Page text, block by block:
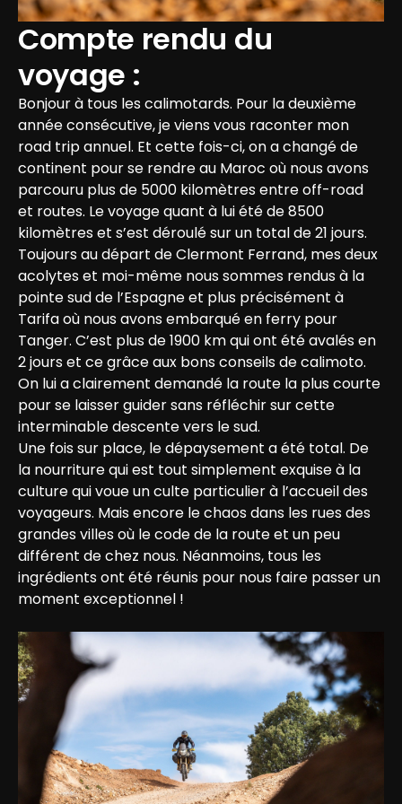
Compte rendu du
voyage :
Bonjour à tous les calimotards. Pour la deuxième
année consécutive, je viens vous raconter mon
road trip annuel. Et cette fois-ci, on a changé de
continent pour se rendre au Maroc où nous avons
parcouru plus de 5000 kilomètres entre off-road
et routes. Le voyage quant à lui été de 8500
kilomètres et s’est déroulé sur un total de 21 jours.
Toujours au départ de Clermont Ferrand, mes deux
acolytes et moi-même nous sommes rendus à la
pointe sud de l’Espagne et plus précisément à
Tarifa où nous avons embarqué en ferry pour
Tanger. C’est plus de 1900 km qui ont été avalés en
2 jours et ce grâce aux bons conseils de calimoto.
On lui a clairement demandé la route la plus courte
pour se laisser guider sans réfléchir sur cette
interminable descente vers le sud.
Une fois sur place, le dépaysement a été total. De
la nourriture qui est tout simplement exquise à la
culture qui voue un culte particulier à l’accueil des
voyageurs. Mais encore le chaos dans les rues des
grandes villes où le code de la route et un peu
différent de chez nous. Néanmoins, tous les
ingrédients ont été réunis pour nous faire passer un
moment exceptionnel !